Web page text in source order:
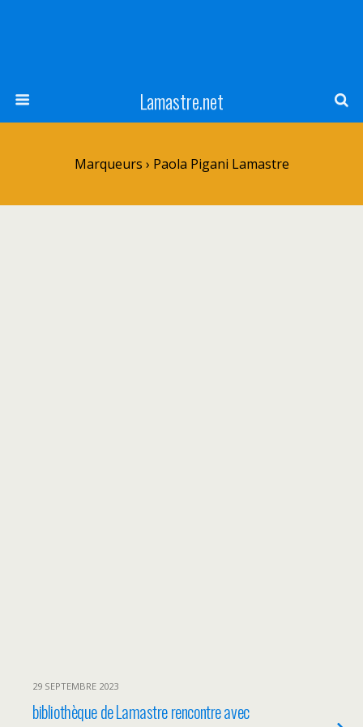
Lamastre.net
Marqueurs › Paola Pigani Lamastre
29 SEPTEMBRE 2023
bibliothèque de Lamastre rencontre avec